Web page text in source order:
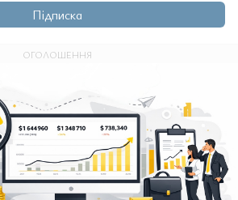
Підписка
ОГОЛОШЕННЯ